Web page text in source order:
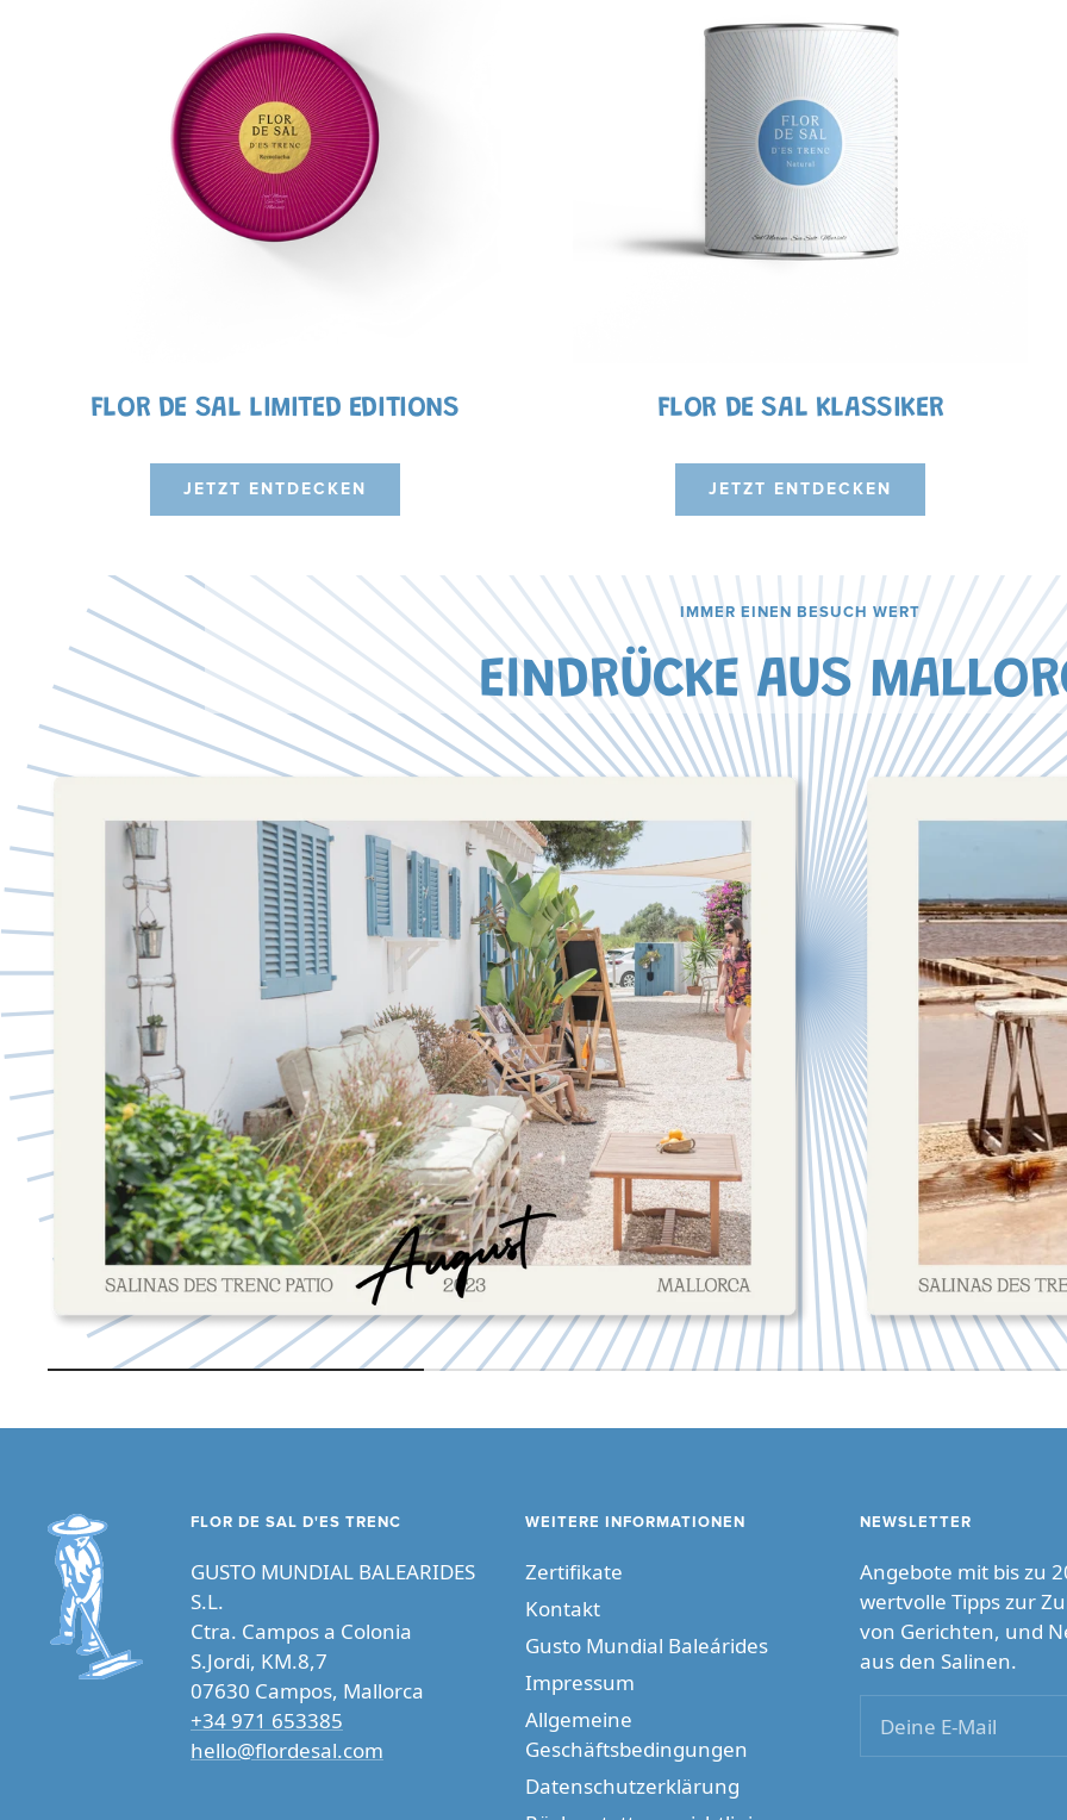
FLOR DE SAL LIMITED EDITIONS
JETZT ENTDECKEN
FLOR DE SAL KLASSIKER
JETZT ENTDECKEN
IMMER EINEN BESUCH WERT
EINDRÜCKE AUS
FLOR DE SAL D'ES TRENC
GUSTO MUNDIAL BALEARIDES
S.L.
Ctra. Campos a Colonia
S.Jordi, KM.8,7
07630 Campos, Mallorca
+34 971 653385
hello@flordesal.com
WEITERE INFORMATIONEN
Zertifikate
Kontakt
Gusto Mundial Baleárides
Impressum
Allgemeine
Geschäftsbedingungen
Datenschutzerklärung
NEWSLETTER
Angebote mit bis zu
wertvolle Tipps zur
von Gerichten, und
aus den Salinen.
Deine E-Mail